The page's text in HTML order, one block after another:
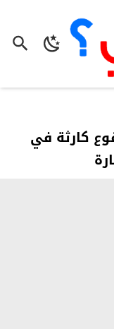
كارثة في